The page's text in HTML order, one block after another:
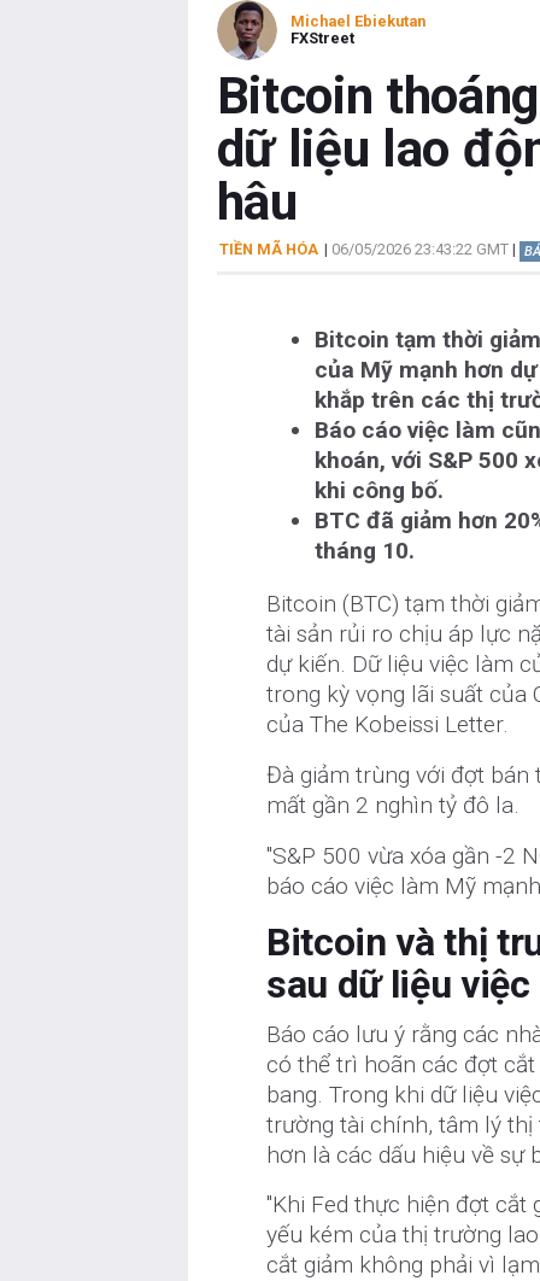
Michael Ebiekutan
FXStreet
Bitcoin
dữ liệu lao
hâu
TIỀN MÃ HÓA | 06/05/2026 23:43:22 GMT|
Bitcoin tạm thời
của Mỹ mạnh hơn
khắp trên các thị
Báo cáo việc làm
khoán, với S&P 500
khi công bố.
BTC đã giảm hơn
tháng 10.
Bitcoin (BTC) tạm thời
tài sản rủi ro chịu áp lực
dự kiến. Dữ liệu việc làm
trong kỳ vọng lãi suất của
của The Kobeissi Letter.
Đà giảm trùng với đợt bán
mất gần 2 nghìn tỷ đô la.
"S&P 500 vừa xóa gần -2
báo cáo việc làm Mỹ
Bitcoin và thị
sau dữ liệu
Báo cáo lưu ý rằng các
có thể trì hoãn các đợt
bang. Trong khi dữ liệu
trường tài chính, tâm lý
hơn là các dấu hiệu về sự
"Khi Fed thực hiện đợt cắt
yếu kém của thị trường
cắt giảm không phải vì